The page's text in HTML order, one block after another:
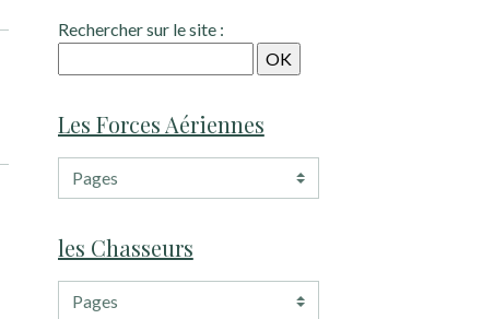
Rechercher sur le site :
Les Forces Aériennes
les Chasseurs